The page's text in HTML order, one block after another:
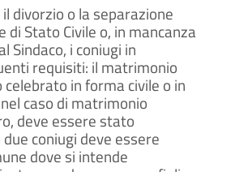
divorzio o la separazione
di Stato Civile o, in mancanza
Sindaco, i coniugi in
requisiti: il matrimonio
in forma civile o in
caso di matrimonio
deve essere stato
coniugi deve essere
dove si intende